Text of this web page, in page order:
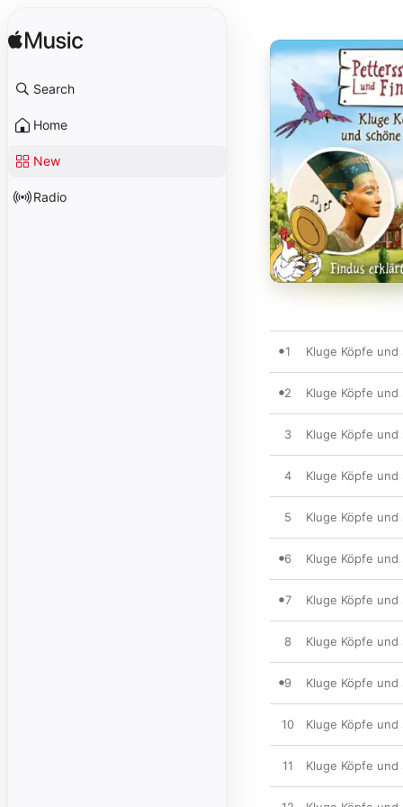
Search
Home
New
Radio
1 Kluge Köpfe und
2 Kluge Köpfe
3 Kluge Köpfe
4 Kluge Köpfe
5 Kluge Köpfe
6 Kluge Köpfe
7 Kluge Köpfe
8 Kluge Köpfe
9 Kluge Köpfe
10 Kluge Köpfe und
11 Kluge Köpfe und